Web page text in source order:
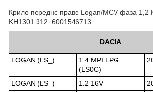
Крило переднє праве Logan/MCV фаза 1,2
KH1301 312 6001546713
DACIA
LOGAN (LS_)
1.4 MPI LPG
(LS0C)
LOGAN (LS_) 1.2 16V